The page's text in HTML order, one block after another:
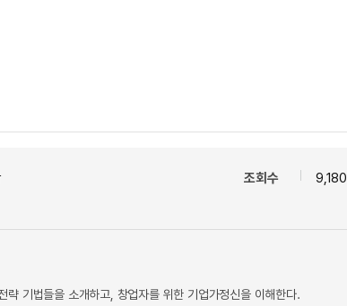
조회수 9,180
략 기법들을 소개하고, 창업자를 위한 기업가정신을 이해한다.